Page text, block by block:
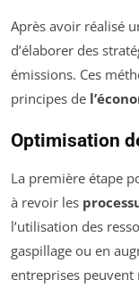
Après avoir réalisé
d’élaborer des
émissions. Ces
principes de
Optimisation
La première étape
à revoir les
l’utilisation des
gaspillage ou en
entreprises peuvent